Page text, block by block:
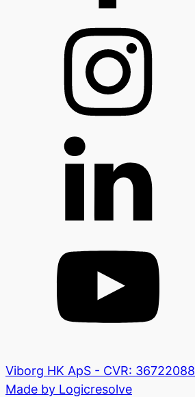
Viborg HK ApS - CVR: 36722088
Made by Logicresolve